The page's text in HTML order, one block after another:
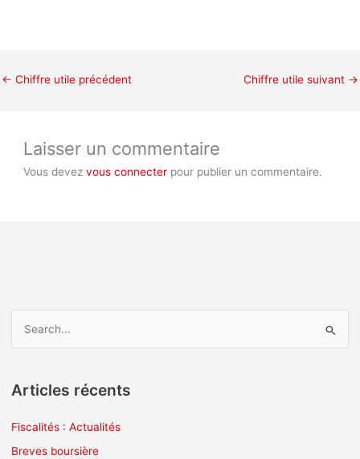
← Chiffre utile précédent Chiffre utile suivant →
Laisser un commentaire
Vous devezvous connecter pour publier un commentaire.
h
Articles récents
Fiscalités : Actualités
Breves boursière